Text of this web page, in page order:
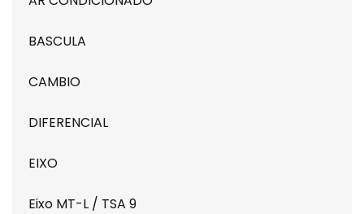
BASCULA
CAMBIO
DIFERENCIAL
EIXO
Eixo MT-L / TSA 9